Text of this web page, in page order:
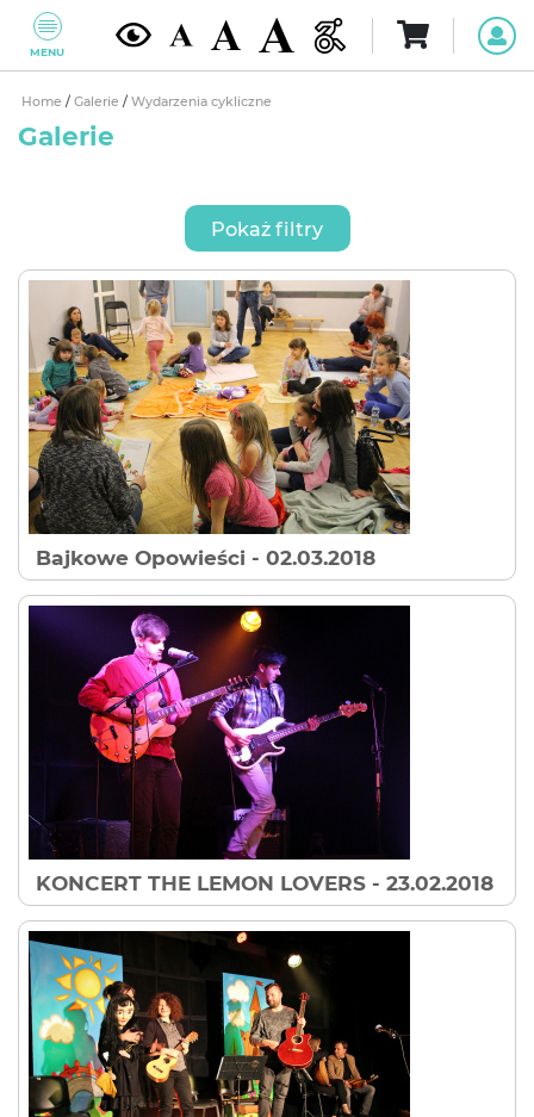
MENU
Home / Galerie / Wydarzenia cykliczne
Galerie
Pokaż filtry
Bajkowe Opowieści - 02.03.2018
KONCERT THE LEMON LOVERS - 23.02.2018